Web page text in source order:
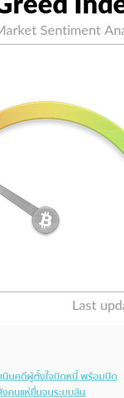
นินคดีผู้ตั้งใจบิดหนี้ พร้อมปิด
คนแห่ยื่นจนระบบล้น